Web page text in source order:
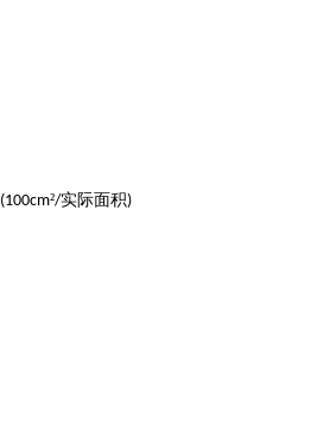
(100cm²/实际面积)